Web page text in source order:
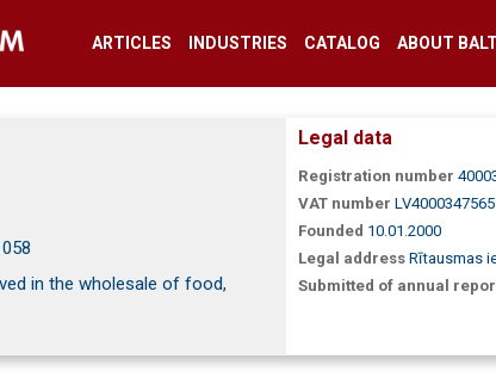
ARTICLES INDUSTRIES CATALOG ABOUT
in the wholesale of food,
Legal data
Registration number
VAT number
Founded 10.01.2000
Legal address Rītausmas
Submitted of annual